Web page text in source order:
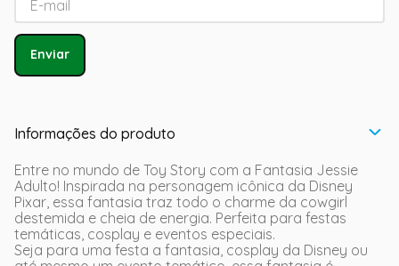
Enviar
Informações do produto
Entre no mundo de Toy Story com a Fantasia Jessie
Adulto! Inspirada na personagem icônica da Disney
Pixar, essa fantasia traz todo o charme da cowgirl
destemida e cheia de energia. Perfeita para festas
temáticas, cosplay e eventos especiais.
Seja para uma festa a fantasia, cosplay da Disney ou